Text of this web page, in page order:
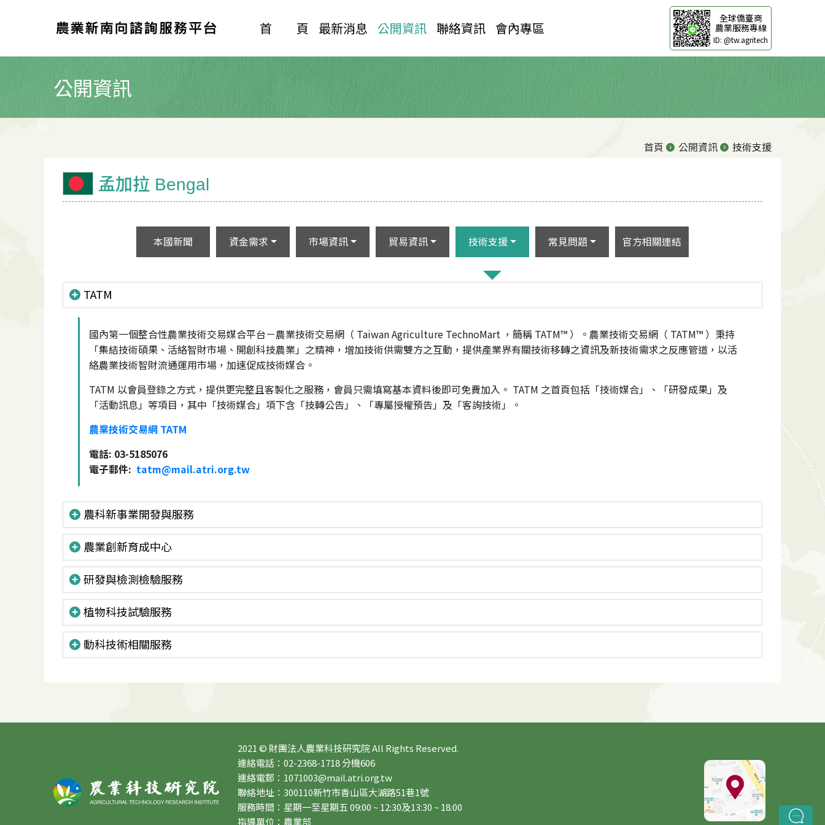
首 頁 最新消息 公開資訊 聯絡資訊 會內專區
全球僑臺商
農業服務專線
ID: @tw.agritech
公開資訊
首頁 公開資訊 技術支援
孟加拉 Bengal
本國新聞 資金需求 市場資訊 貿易資訊 技術支援 常見問題 官方相關連結
TATM
國內第一個整合性農業技術交易媒合平台－農業技術交易網（ Taiwan Agriculture TechnoMart ，簡稱 TATM™ ）。農業技術交易網（ TATM™ ）秉持
「集結技術碩果、活絡智財市場、開創科技農業」之精神，增加技術供需雙方之互動，提供產業界有關技術移轉之資訊及新技術需求之反應管道，以活
絡農業技術智財流通運用市場，加速促成技術媒合。
TATM 以會員登錄之方式，提供更完整且客製化之服務，會員只需填寫基本資料後即可免費加入。 TATM 之首頁包括「技術媒合」、「研發成果」及
「活動訊息」等項目，其中「技術媒合」項下含「技轉公告」、「專屬授權預告」及「客詢技術」。
農業技術交易網 TATM
電話: 03-5185076
電子郵件: tatm@mail.atri.org.tw
農科新事業開發與服務
農業創新育成中心
研發與檢測檢驗服務
植物科技試驗服務
動科技術相關服務
2021 © 財團法人農業科技研究院 All Rights Reserved.
連絡電話：02-2368-1718 分機606
連絡電郵：1071003@mail.atri.org.tw
聯絡地址：300110新竹市香山區大湖路51巷1號
服務時間：星期一至星期五 09:00 ~ 12:30及13:30 ~ 18:00
指導單位：農業部